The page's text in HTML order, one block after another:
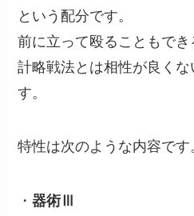
という配分です。
前に立って殴ることもで
計略戦法とは相性が良くな
す。
特性は次のような内容です
・器術Ⅲ